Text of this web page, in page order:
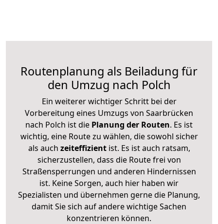
Routenplanung als Beiladung für
den Umzug nach Polch
Ein weiterer wichtiger Schritt bei der
Vorbereitung eines Umzugs von Saarbrücken
nach Polch ist die Planung der Routen. Es ist
wichtig, eine Route zu wählen, die sowohl sicher
als auch zeiteffizientist. Es ist auch ratsam,
sicherzustellen, dass die Route frei von
Straßensperrungen und anderen Hindernissen
ist. Keine Sorgen, auch hier haben wir
Spezialisten und übernehmen gerne die Planung,
damit Sie sich auf andere wichtige Sachen
konzentrieren können.